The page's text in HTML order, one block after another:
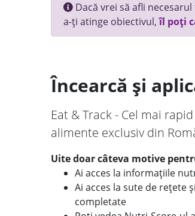
Dacă vrei să afli
a-ți atinge obiectivul,îl poți
Încearcă și
Eat & Track - Cel mai
alimente exclusiv din
Uite doar câteva motive
Ai acces la informațiile
Ai acces la sute de rețete
completate